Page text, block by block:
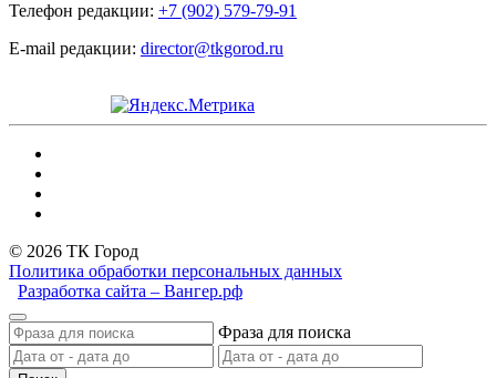
Телефон редакции: +7 (902) 579-79-91
E-mail редакции: director@tkgorod.ru
© 2026 ТК Город
Политика обработки персональных данных
Разработка сайта – Вангер.рф
Фраза для поиска